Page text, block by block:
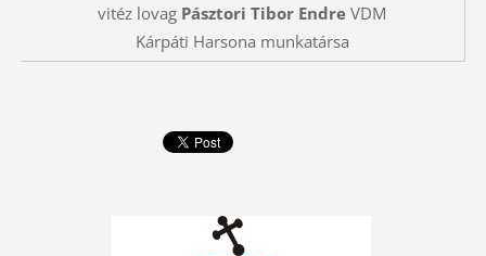
vitéz lovag Pásztori Tibor Endre VDM
Kárpáti Harsona munkatársa